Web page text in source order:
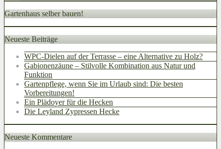
Gartenhaus selber bauen!
Neueste Beiträge
WPC-Dielen auf der Terrasse – eine Alternative zu Holz?
Gabionenzäune – Stilvolle Kombination aus Natur und
Funktion
Gartenpflege, wenn Sie im Urlaub sind: Die besten
Vorbereitungen!
Ein Plädoyer für die Hecken
Die Leyland Zypressen Hecke
Neueste Kommentare